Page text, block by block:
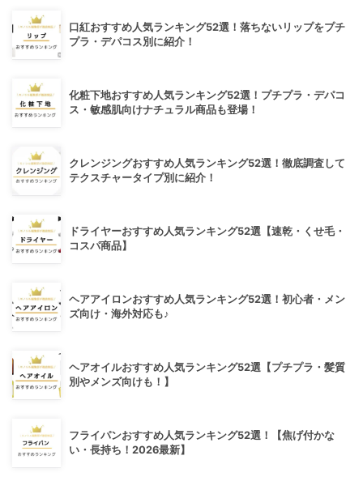
口紅おすすめ人気ランキング52選！落ちないリップをプチ
プラ・デパコス別に紹介！
化粧下地おすすめ人気ランキング52選！プチプラ・デパコ
ス・敏感肌向けナチュラル商品も登場！
クレンジングおすすめ人気ランキング52選！徹底調査して
テクスチャータイプ別に紹介！
ドライヤーおすすめ人気ランキング52選【速乾・くせ毛・
コスパ商品】
ヘアアイロンおすすめ人気ランキング52選！初心者・メン
ズ向け・海外対応も♪
ヘアオイルおすすめ人気ランキング52選【プチプラ・髪質
別やメンズ向けも！】
フライパンおすすめ人気ランキング52選！【焦げ付かな
い・長持ち！2026最新】